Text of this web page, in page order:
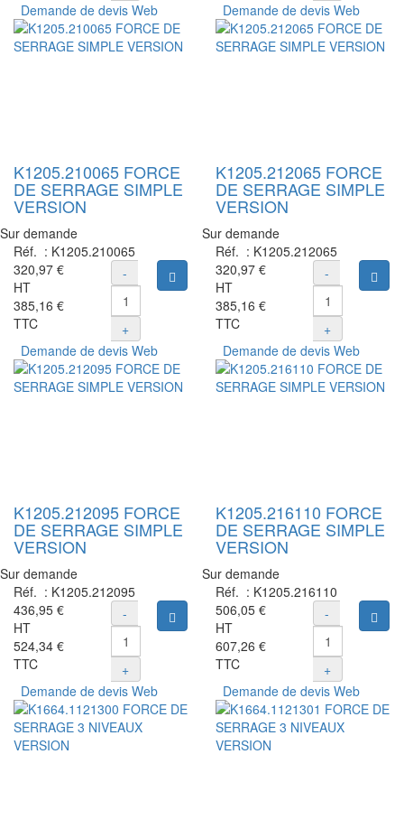
Demande de devis Web
K1205.210065 FORCE
DE SERRAGE SIMPLE
VERSION
Sur demande
Réf. : K1205.210065
320,97 €
HT
385,16 €
TTC
-
+
Ajouter au panier
Demande de devis Web
K1205.212065 FORCE
DE SERRAGE SIMPLE
VERSION
Sur demande
Réf. : K1205.212065
320,97 €
HT
385,16 €
TTC
-
+
Demande de devis Web
K1205.212095 FORCE
DE SERRAGE SIMPLE
VERSION
Sur demande
Réf. : K1205.212095
436,95 €
HT
524,34 €
TTC
-
+
Ajouter au panier
Demande de devis Web
K1205.216110 FORCE
DE SERRAGE SIMPLE
VERSION
Sur demande
Réf. : K1205.216110
506,05 €
HT
607,26 €
TTC
-
+
Demande de devis Web Demande de devis Web